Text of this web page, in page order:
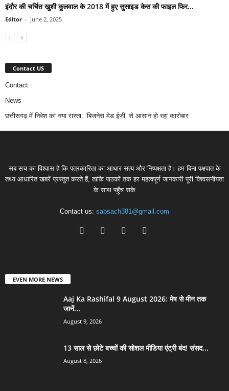
इंदौर की चर्चित खुशी कूलवाल के 2018 में हुए सुसाइड केस की फाइल फिर...
Editor - June 2, 2025
Contact US
Contact
News
छत्तीसगढ़ में निवेश का नया रास्ता: ‘बिजनेस मेड ईजी’ से आसान हो रहा कारोबार
सब सच का विश्वास है कि पत्रकारिता का आधार सत्य और निष्पक्षता है। हम बिना पक्षपात के
तथ्य आधारित खबरें प्रस्तुत करते हैं, ताकि पाठकों तक हर महत्वपूर्ण जानकारी पूरी विश्वसनीयता
के साथ पहुँच सके
Contact us: sabsach381@gmail.com
EVEN MORE NEWS
Aaj Ka Rashifal 9 August 2026: मेष से मीन तक
जानें...
August 9, 2026
13 साल से छोटे बच्चों की सोशल मीडिया एंट्री बंद! संसद...
August 8, 2026